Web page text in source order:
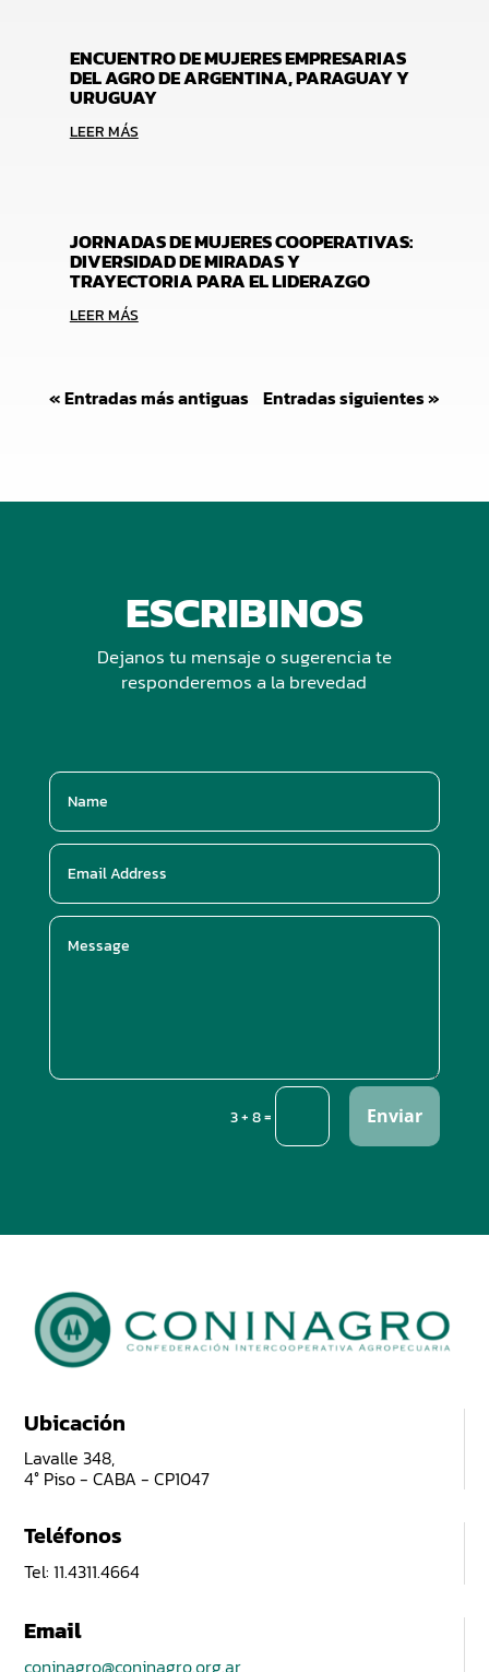
ENCUENTRO DE MUJERES EMPRESARIAS
DEL AGRO DE ARGENTINA, PARAGUAY Y
URUGUAY
LEER MÁS
JORNADAS DE MUJERES COOPERATIVAS:
DIVERSIDAD DE MIRADAS Y
TRAYECTORIA PARA EL LIDERAZGO
LEER MÁS
« Entradas más antiguas Entradas siguientes »
ESCRIBINOS
Dejanos tu mensaje o sugerencia te
responderemos a la brevedad
3 + 8= Enviar
Ubicación
Lavalle 348,
4° Piso - CABA - CP1047
Teléfonos
Tel: 11.4311.4664
Email